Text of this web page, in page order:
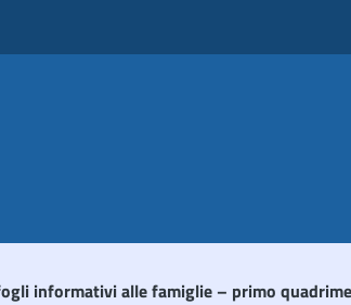
informativi alle famiglie – primo